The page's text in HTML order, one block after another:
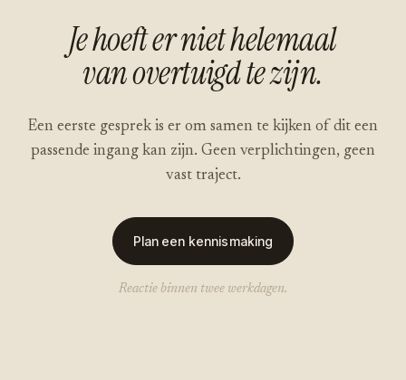
Je hoeft er niet helemaal
van overtuigd te zijn.
Een eerste gesprek is er om samen te kijken of dit een
passende ingang kan zijn. Geen verplichtingen, geen
vast traject.
Plan een kennismaking
Reactie binnen twee werkdagen.